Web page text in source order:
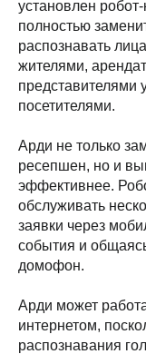
установлен
полностью
распознавать
жителями,
представителями
посетителями.
Арди не только
ресепшен, но и
эффективнее.
обслуживать
заявки через
события и
домофон.
Арди может
интернетом,
распознавания